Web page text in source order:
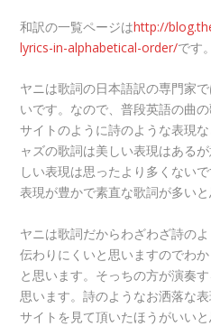
和訳の一覧ページはhttp://
lyrics-in-alphabetical-order/です。
ヤニは歌詞の日本語訳の専門家
いです。なので、普段英語の曲
サイトのように詩のような表現
ャズの歌詞は美しい表現はある
しい表現は思ったより多くない
表現が豊かで素直な歌詞が多いと
ヤニは歌詞だからわざわざ詩の
伝わりにくいと思いますのでわ
と思います。そっちの方が演奏
思います。詩のようなお洒落な
サイトを見て頂いたほうがいい